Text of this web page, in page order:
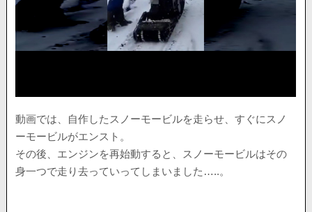
動画では、自作したスノーモービルを走らせ、すぐにスノ
ーモービルがエンスト。
その後、エンジンを再始動すると、スノーモービルはその
身一つで走り去っていってしまいました…..。